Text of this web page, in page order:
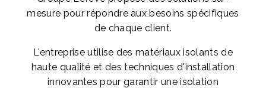
mesure pour répondre aux besoins spécifiques
de chaque client.
L'entreprise utilise des matériaux isolants de
haute qualité et des techniques d'installation
innovantes pour garantir une isolation